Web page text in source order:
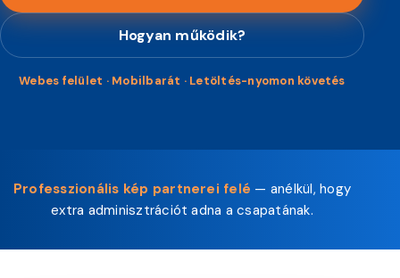
Hogyan működik?
Webes felület · Mobilbarát · Letöltés-nyomon követés
Professzionális kép partnerei felé — anélkül, hogy
extra adminisztrációt adna a csapatának.